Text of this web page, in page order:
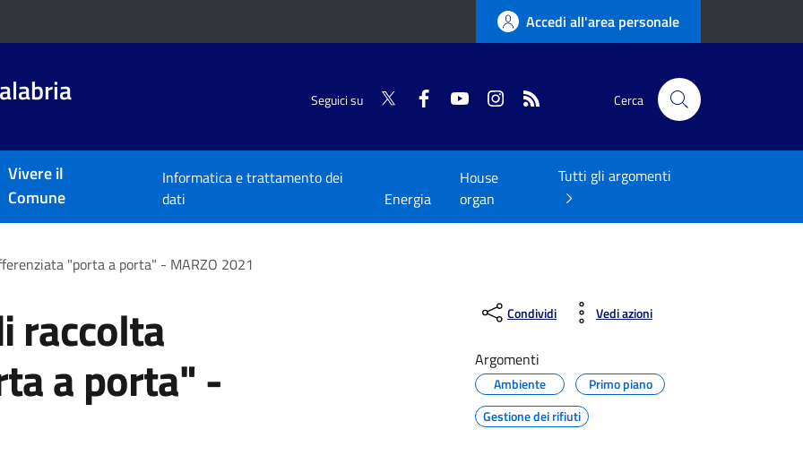
Accedi all'area personale
Seguici su Twitter FacebookYouTubeInstagram Cerca
Vivere il
Comune
Informatica e trattamento dei
dati
Energia
House
organ
Tutti gli argomenti
"porta a porta" - MARZO 2021
raccolta
a porta" -
Condividi Vedi azioni
Argomenti
Ambiente
Primo piano
Gestione dei rifiuti